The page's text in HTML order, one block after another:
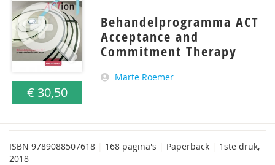
€ 30,50
Behandelprogramma ACT
Acceptance and
Commitment Therapy
Marte Roemer
ISBN 9789088507618 168 pagina's Paperback
1ste druk,
2018